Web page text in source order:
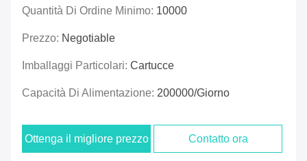
Quantità Di Ordine Minimo: 10000
Prezzo: Negotiable
Imballaggi Particolari: Cartucce
Capacità Di Alimentazione: 200000/giorno
Ottenga il migliore prezzo Contatto ora